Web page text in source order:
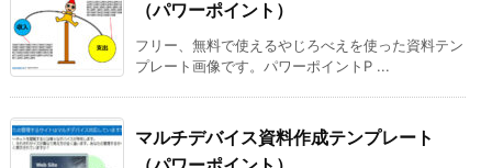
（パワーポイント）
フリー、無料で使えるやじろべえを使った資料テン
プレート画像です。パワーポイントP ...
マルチデバイス資料作成テンプレート